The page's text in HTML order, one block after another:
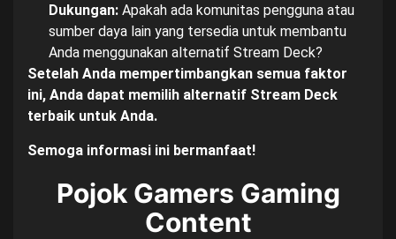
Dukungan: Apakah ada komunitas pengguna atau
sumber daya lain yang tersedia untuk membantu
Anda menggunakan alternatif Stream Deck?
Setelah Anda mempertimbangkan semua faktor
ini, Anda dapat memilih alternatif Stream Deck
terbaik untuk Anda.
Semoga informasi ini bermanfaat!
Pojok Gamers Gaming
Content